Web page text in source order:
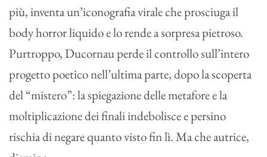
più, inventa un’iconografia virale che prosciuga il
body horror liquido e lo rende a sorpresa pietroso.
Purtroppo, Ducornau perde il controllo sull’intero
progetto poetico nell’ultima parte, dopo la scoperta
del “mistero”: la spiegazione delle metafore e la
moltiplicazione dei finali indebolisce e persino
rischia di negare quanto visto fin lì. Ma che autrice,